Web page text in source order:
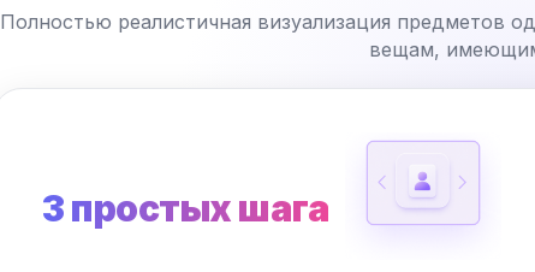
Полностью реалистичная визуализация предметов
вещам,
3 простых шага